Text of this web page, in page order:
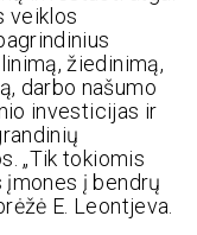
veiklos
žiedinimą,
darbo našumo
investicijas ir
„Tik tokiomis
į bendrų
E. Leontjeva.